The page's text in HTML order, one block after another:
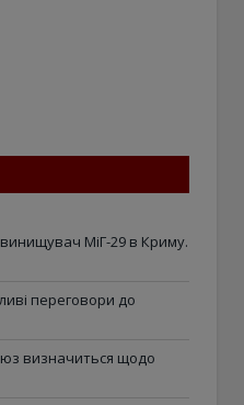
МіГ-29 в Криму.
переговори до
визначиться щодо